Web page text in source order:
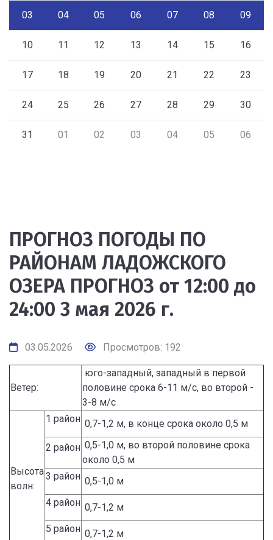
03 04 05 06 07 08 09
10 11 12 13 14 15 16
17 18 19 20 21 22 23
24 25 26 27 28 29 30
31 01 02 03 04 05 06
ПРОГНОЗ ПОГОДЫ ПО
РАЙОНАМ ЛАДОЖСКОГО
ОЗЕРА ПРОГНОЗ от 12:00 до
24:00 3 мая 2026 г.
03.05.2026 Просмотров: 192
Ветер:
юго-западный, западный в первой
половине срока 6-11 м/с, во второй -
3-8 м/с
Высота
волн:
1 район 0,7-1,2 м, в конце срока около 0,5 м
2 район 0,5-1,0 м, во второй половине срока
около 0,5 м
3 район 0,5-1,0 м
4 район 0,7-1,2 м
5 район 0,7-1,2 м